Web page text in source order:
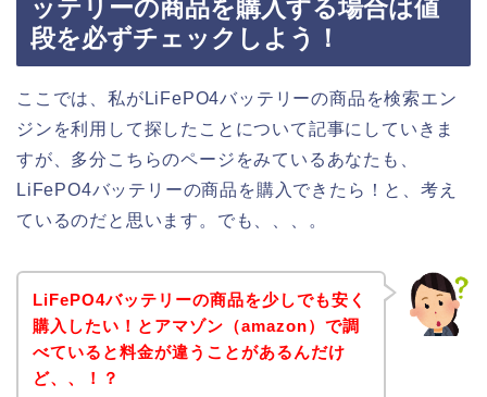
ッテリーの商品を購入する場合は値
段を必ずチェックしよう！
ここでは、私がLiFePO4バッテリーの商品を検索エン
ジンを利用して探したことについて記事にしていきま
すが、多分こちらのページをみているあなたも、
LiFePO4バッテリーの商品を購入できたら！と、考え
ているのだと思います。でも、、、。
LiFePO4バッテリーの商品を少しでも安く
購入したい！とアマゾン（amazon）で調
べていると料金が違うことがあるんだけ
ど、、！？